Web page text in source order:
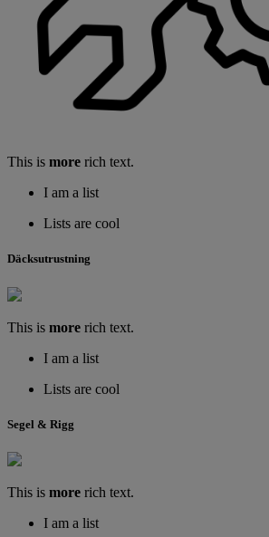
This is more rich text.
I am a list
Lists are cool
Däcksutrustning
This is more rich text.
I am a list
Lists are cool
Segel & Rigg
This is more rich text.
I am a list